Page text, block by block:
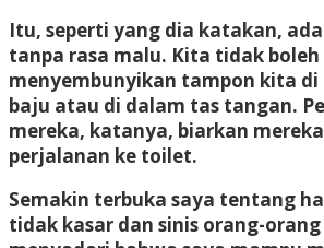
Itu, seperti yang dia katakan,
tanpa rasa malu. Kita tidak boleh
menyembunyikan tampon kita di
baju atau di dalam tas tangan.
mereka, katanya, biarkan
perjalanan ke toilet.
Semakin terbuka saya tentang
tidak kasar dan sinis orang-